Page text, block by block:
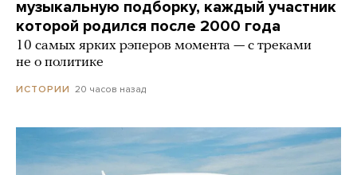
музыкальную подборку, каждый участник
которой родился после 2000 года
10 самых ярких рэперов момента — с треками
не о политике
ИСТОРИИ 20 часов назад